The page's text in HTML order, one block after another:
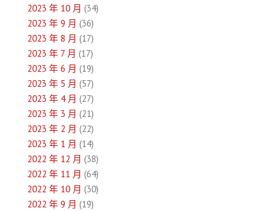
2023 年 10 月 (34)
2023 年 9 月 (36)
2023 年 8 月 (17)
2023 年 7 月 (17)
2023 年 6 月 (19)
2023 年 5 月 (57)
2023 年 4 月 (27)
2023 年 3 月 (21)
2023 年 2 月 (22)
2023 年 1 月 (14)
2022 年 12 月 (38)
2022 年 11 月 (64)
2022 年 10 月 (30)
2022 年 9 月 (19)